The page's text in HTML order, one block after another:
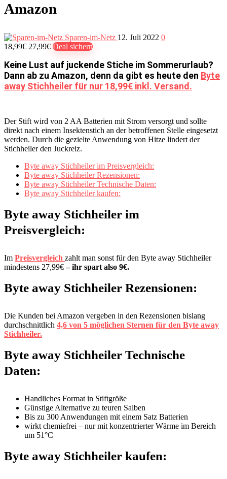
Amazon
Sparen-im-Netz 12. Juli 2022 0
18,99€ 27,99€ Deal sichern
Keine Lust auf juckende Stiche im Sommerurlaub?
Dann ab zu Amazon, denn da gibt es heute den Byte
away Stichheiler für nur 18,99€ inkl. Versand.
Der Stift wird von 2 AA Batterien mit Strom versorgt und sollte
direkt nach einem Insektenstich an der betroffenen Stelle eingesetzt
werden. Durch die gezielte Anwendung von Hitze lindert der
Stichheiler den Juckreiz.
Byte away Stichheiler im Preisvergleich:
Byte away Stichheiler Rezensionen:
Byte away Stichheiler Technische Daten:
Byte away Stichheiler kaufen:
Byte away Stichheiler im
Preisvergleich:
Im Preisvergleich zahlt man sonst für den Byte away Stichheiler
mindestens 27,99€– ihr spart also 9€.
Byte away Stichheiler Rezensionen:
Die Kunden bei Amazon vergeben in den Rezensionen bislang
durchschnittlich 4,6 von 5 möglichen Sternen für den Byte away
Stichheiler.
Byte away Stichheiler Technische
Daten:
Handliches Format in Stiftgröße
Günstige Alternative zu teuren Salben
Bis zu 300 Anwendungen mit einem Satz Batterien
wirkt chemiefrei – nur mit konzentrierter Wärme im Bereich
um 51°C
Byte away Stichheiler kaufen: